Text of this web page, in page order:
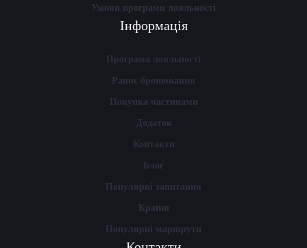
Умови програми лояльності
Інформація
Програма лояльності
Раннє бронювання
Покупка частинами
Додаток
Контакти
Блог
Популярні запитання
Країни
Популярні маршрути